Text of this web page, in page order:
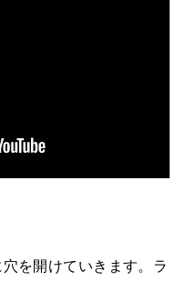
を開けていきます。ラ